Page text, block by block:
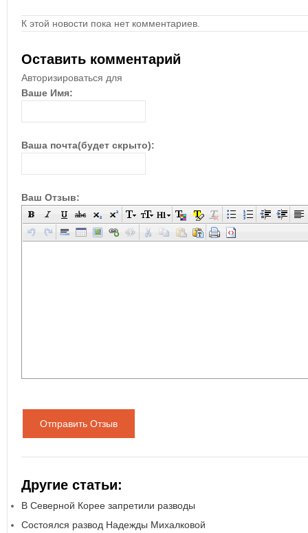
К этой новости пока нет комментариев.
Оставить комментарий
Авторизироваться для
Ваше Имя:
Ваша почта(будет скрыто):
Ваш Отзыв:
Отправить Отзыв
Другие статьи:
В Северной Корее запретили разводы
Состоялся развод Надежды Михалковой